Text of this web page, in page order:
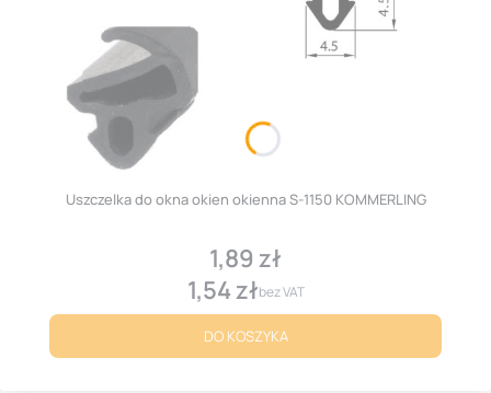
Uszczelka do okna okien okienna S-1150 KOMMERLING
Cena
1,89 zł
Cena
1,54 złbez VAT
DO KOSZYKA